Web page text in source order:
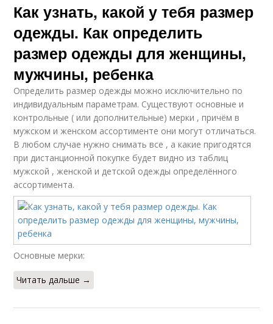
Как узнать, какой у тебя размер
одежды. Как определить
размер одежды для женщины,
мужчины, ребенка
Определить размер одежды можно исключительно по
индивидуальным параметрам. Существуют основные и
контрольные ( или дополнительные) мерки , причём в
мужском и женском ассортименте они могут отличаться.
В любом случае нужно снимать все , а какие пригодятся
при дистанционной покупке будет видно из таблиц
мужской , женской и детской одежды определённого
ассортимента.
Основные мерки:
Читать дальше →